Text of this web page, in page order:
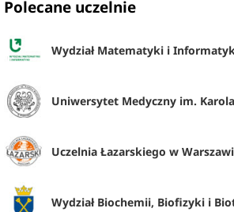
Polecane uczelnie
Wydział Matematyki i
Uniwersytet Medyczny im. Karola Marcinkowskiego w
Uczelnia Łazarskiego w
Wydział Biochemii, Biofizyki i